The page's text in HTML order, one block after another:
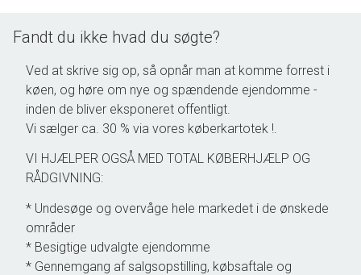
Fandt du ikke hvad du søgte?
Ved at skrive sig op, så opnår man at komme forrest i
køen, og høre om nye og spændende ejendomme -
inden de bliver eksponeret offentligt.
Vi sælger ca. 30 % via vores køberkartotek !.
VI HJÆLPER OGSÅ MED TOTAL KØBERHJÆLP OG
RÅDGIVNING:
* Undesøge og overvåge hele markedet i de ønskede
områder
* Besigtige udvalgte ejendomme
* Gennemgang af salgsopstilling, købsaftale og